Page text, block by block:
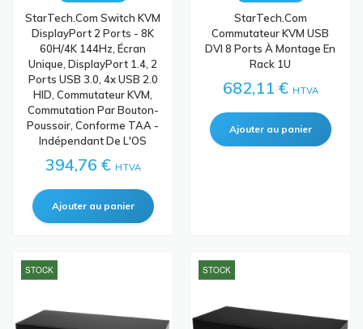
StarTech.com Switch KVM
DisplayPort 2 Ports - 8K
60H/4K 144Hz, Écran
Unique, DisplayPort 1.4, 2
Ports USB 3.0, 4x USB 2.0
HID, Commutateur KVM,
Commutation Par Bouton-
Poussoir, Conforme TAA -
Indépendant De L'OS
394,76 € HTVA
StarTech.com
Commutateur KVM USB
DVI 8 Ports À Montage En
Rack 1U
682,11 € HTVA
STOCK STOCK